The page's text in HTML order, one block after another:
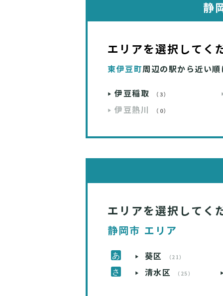
静
エリアを選択してく
東伊豆町周辺の駅から近い順
伊豆稲取 （3）
伊豆熱川 （0）
エリアを選択してく
静岡市 エリア
葵区 （21）
清水区 （25）